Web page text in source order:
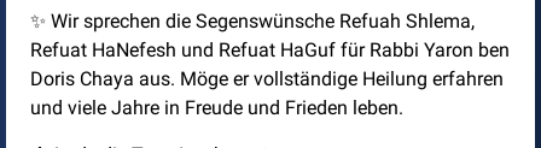
✨ Wir sprechen die Segenswünsche Refuah Shlema,
Refuat HaNefesh und Refuat HaGuf für Rabbi Yaron ben
Doris Chaya aus. Möge er vollständige Heilung erfahren
und viele Jahre in Freude und Frieden leben.